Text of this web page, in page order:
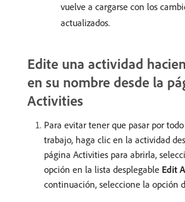
vuelve a cargarse con los
actualizados.
Edite una actividad
en su nombre desde la
Activities
Para evitar tener que pasar por
trabajo, haga clic en la actividad
página Activities para abrirla,
opción en la lista desplegable Edit
continuación, seleccione la opción